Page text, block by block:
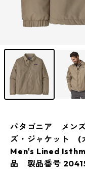
パタゴニア メン
ズ・ジャケット (
Men's Lined
品 製品番号